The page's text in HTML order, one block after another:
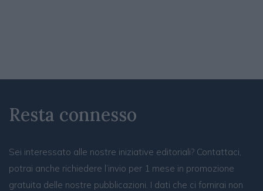
Resta connesso
Sei interessato alle nostre iniziative editoriali? Contattaci,
potrai anche richiedere l’invio per 1 mese in promozione
gratuita delle nostre pubblicazioni. I dati che ci fornirai non